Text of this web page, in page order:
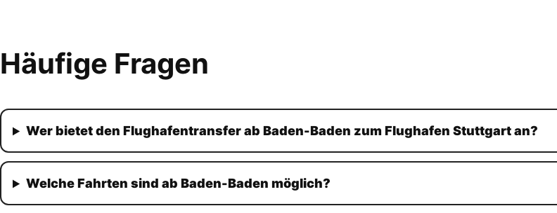
Häufige Fragen
Wer bietet den Flughafentransfer ab Baden-Baden zum Flughafen Stuttgart an?
Welche Fahrten sind ab Baden-Baden möglich?